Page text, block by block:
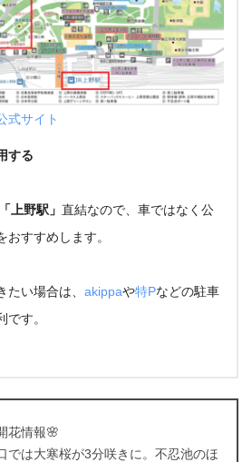
式サイト
する
「上野駅」 直結なので、車ではなく公
すすめします。
たい場合は、 akippaや特Pなどの駐車
す。
花情報🌸
では大寒桜が3分咲きに。不忍池のほ